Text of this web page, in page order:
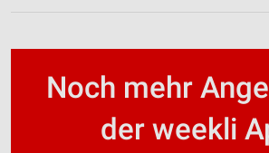
Noch mehr
der weekli